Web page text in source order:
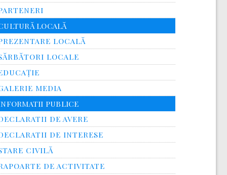
LOCALĂ
LOCALĂ
LOCALE
MEDIA
PUBLICE
DE AVERE
DE INTERESE
CIVILĂ
DE ACTIVITATE